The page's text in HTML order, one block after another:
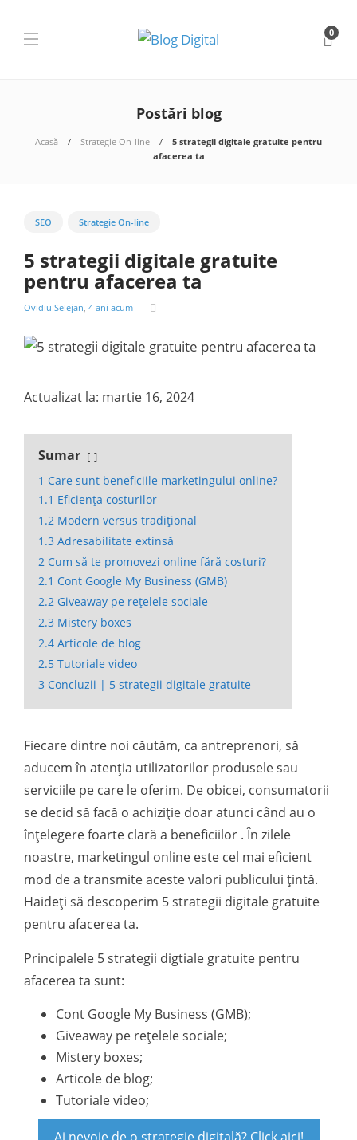
0
Postări blog
Acasă Strategie On-line
5 strategii digitale gratuite pentru
afacerea ta
SEO Strategie On-line
5 strategii digitale gratuite
pentru afacerea ta
Ovidiu Selejan, 4 ani acum
Actualizat la: martie 16, 2024
Sumar
1 Care sunt beneficiile marketingului online?
1.1 Eficiența costurilor
1.2 Modern versus tradițional
1.3 Adresabilitate extinsă
2 Cum să te promovezi online fără costuri?
2.1 Cont Google My Business (GMB)
2.2 Giveaway pe rețelele sociale
2.3 Mistery boxes
2.4 Articole de blog
2.5 Tutoriale video
3 Concluzii | 5 strategii digitale gratuite
Fiecare dintre noi căutăm, ca antreprenori, să
aducem în atenția utilizatorilor produsele sau
serviciile pe care le oferim. De obicei, consumatorii
se decid să facă o achiziție doar atunci când au o
înțelegere foarte clară a beneficiilor . În zilele
noastre, marketingul online este cel mai eficient
mod de a transmite aceste valori publicului țintă.
Haideți să descoperim 5 strategii digitale gratuite
pentru afacerea ta.
Principalele 5 strategii digtiale gratuite pentru
afacerea ta sunt:
Cont Google My Business (GMB);
Giveaway pe rețelele sociale;
Mistery boxes;
Articole de blog;
Tutoriale video;